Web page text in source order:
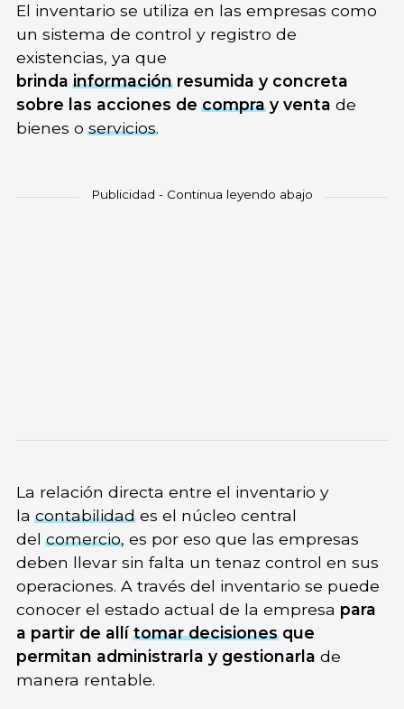
El inventario se utiliza en las empresas como
un sistema de control y registro de
existencias, ya que
brindainformaciónresumida y concreta
sobre las acciones decompray venta de
bienes oservicios.
La relación directa entre el inventario y
lacontabilidades el núcleo central
delcomercio, es por eso que las empresas
deben llevar sin falta un tenaz control en sus
operaciones. A través del inventario se puede
conocer el estado actual de la empresa para
a partir de allítomar decisionesque
permitan administrarla y gestionarla de
manera rentable.